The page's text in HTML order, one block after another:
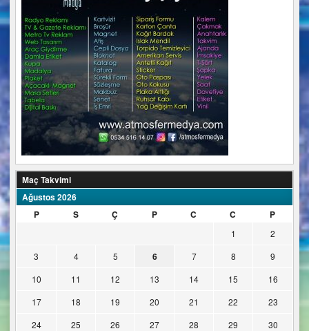
Maç Takvimi
Ağustos 2026
P
S Ç P C C P
1
2
3
4 5 6 7 8
9
10
11 12 13 14 15
16
17
18 19 20 21 22
23
24
25 26 27 28 29
30